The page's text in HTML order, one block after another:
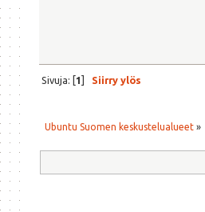
Sivuja: [1] Siirry ylös
Ubuntu Suomen keskustelualueet »